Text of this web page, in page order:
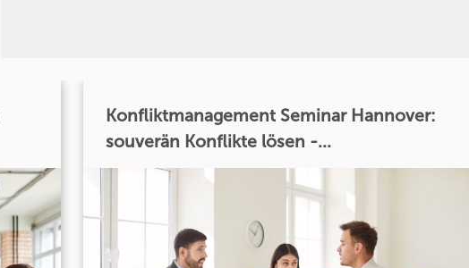
Konfliktmanagement Seminar Hannover:
souverän Konflikte lösen -...